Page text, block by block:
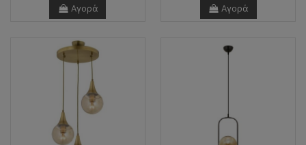
Αγορά Αγορά